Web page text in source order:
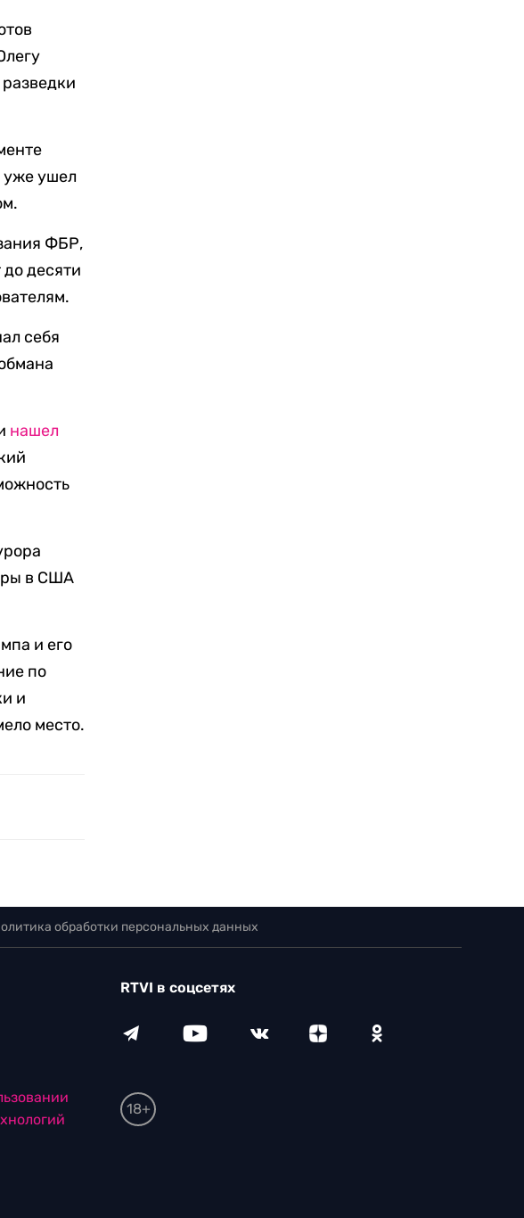
уже ушел
ФБР,
десяти
себя
нашел
в США
и его
по
и
место.
обработки персональных данных
RTVI в соцсетях
18+